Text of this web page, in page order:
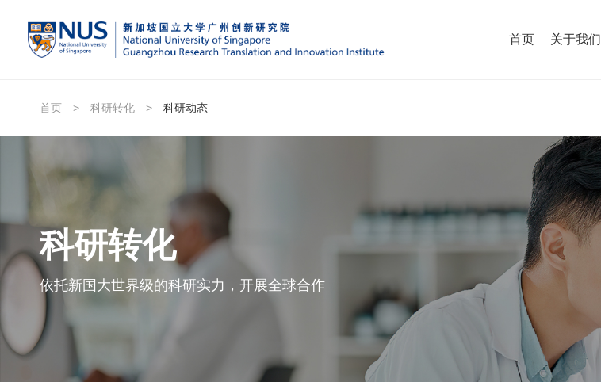
首页 关于我们
首页 > 科研转化 > 科研动态
科研转化
依托新国大世界级的科研实力，开展全球合作